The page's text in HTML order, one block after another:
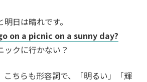
日は晴れです。
on a picnic on a sunny day?
ックに行かない？
ちらも形容詞で、「明るい」「輝